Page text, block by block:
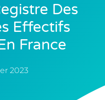
Des
Effectifs
France
2023